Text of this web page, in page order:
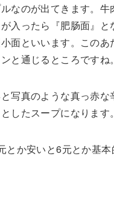
なのが出てきます。
入ったら『肥肠面』
面といいます。この
と通じるところですね。
写真のような真っ赤
したスープになります。
とか安いと6元とか基